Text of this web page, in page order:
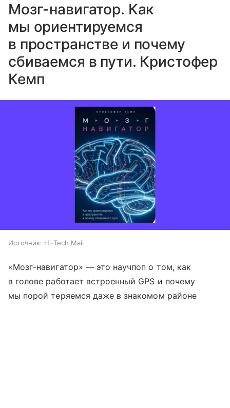
Мозг-навигатор. Как
мы ориентируемся
в пространстве и почему
сбиваемся в пути. Кристофер
Кемп
Источник: Hi-Tech Mail
«Мозг-навигатор» — это научпоп о том, как
в голове работает встроенный GPS и почему
мы порой теряемся даже в знакомом районе